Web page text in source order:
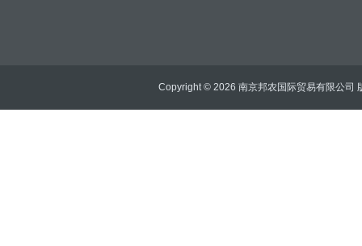
Copyright © 2026 南京邦农国际贸易有限公司